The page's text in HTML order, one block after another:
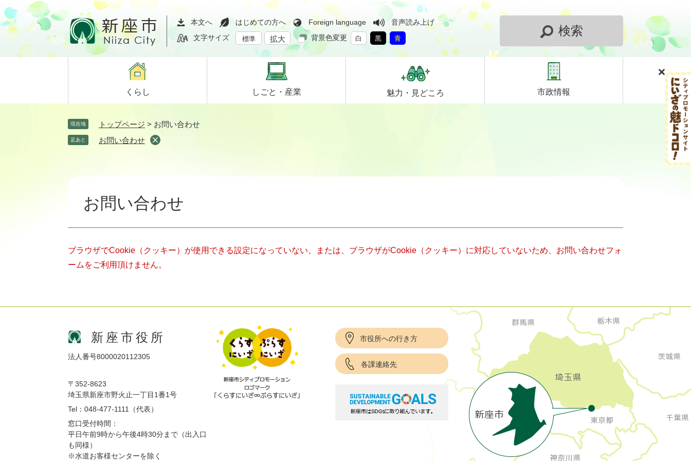
ペ
ー
ジ
メ
ニ
ュ
て
本文へ はじめての方へ Foreign language
音声読み上げ
文字サイズ
標準 拡大 背景色変更 白 黒 青
検索
くらし しごと・ 産業 魅力・ 見どころ 市政情報
現在地 トップページ > お問い合わせ
足あと お問い合わせ
お問い合わせ
ブラウザでCookie（クッキー）が使用できる設定になっていない、または、ブラウザがCookie（クッキー）に対応していないため、お問い合わせフォ
ームをご利用頂けません。
新座市役所
法人番号8000020112305
〒352-8623
埼玉県新座市野火止一丁目1番1号
Tel：048-477-1111（代表）
窓口受付時間：
平日午前9時から午後4時30分まで（出入口
も同様）
※水道お客様センターを除く
市役所への行き方
各課連絡先